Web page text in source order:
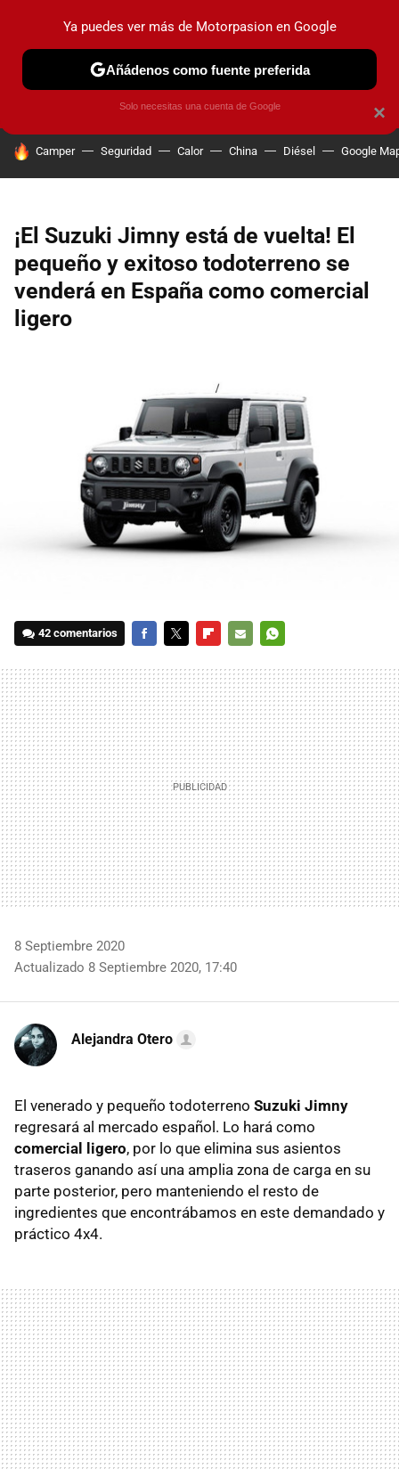
PRUEBAS COCHES ELÉCTRICOS OBSERVATORIO
HOY SE HABLA DE
Camper Seguridad Calor China Diésel Google
¡El Suzuki Jimny está de vuelta! El
pequeño y exitoso todoterreno se
venderá en España como comercial
ligero
42 comentarios
MAIL
8 Septiembre 2020
Actualizado 8 Septiembre 2020, 17:40
Alejandra Otero
El venerado y pequeño todoterreno Suzuki Jimny
regresará al mercado español. Lo hará como
comercial ligero, por lo que elimina sus asientos
traseros ganando así una amplia zona de carga en su
parte posterior, pero manteniendo el resto de
ingredientes que encontrábamos en este demandado y
práctico 4x4.
×
Ya puedes ver más de Motorpasion en Google
Añádenos como fuente preferida
Solo necesitas una cuenta de Google